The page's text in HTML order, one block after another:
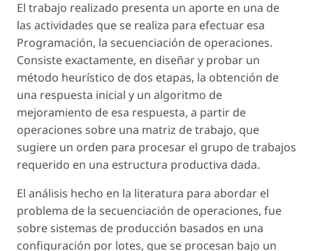
El trabajo realizado presenta un aporte en una de
las actividades que se realiza para efectuar esa
Programación, la secuenciación de operaciones.
Consiste exactamente, en diseñar y probar un
método heurístico de dos etapas, la obtención de
una respuesta inicial y un algoritmo de
mejoramiento de esa respuesta, a partir de
operaciones sobre una matriz de trabajo, que
sugiere un orden para procesar el grupo de trabajos
requerido en una estructura productiva dada.
El análisis hecho en la literatura para abordar el
problema de la secuenciación de operaciones, fue
sobre sistemas de producción basados en una
configuración por lotes, que se procesan bajo un